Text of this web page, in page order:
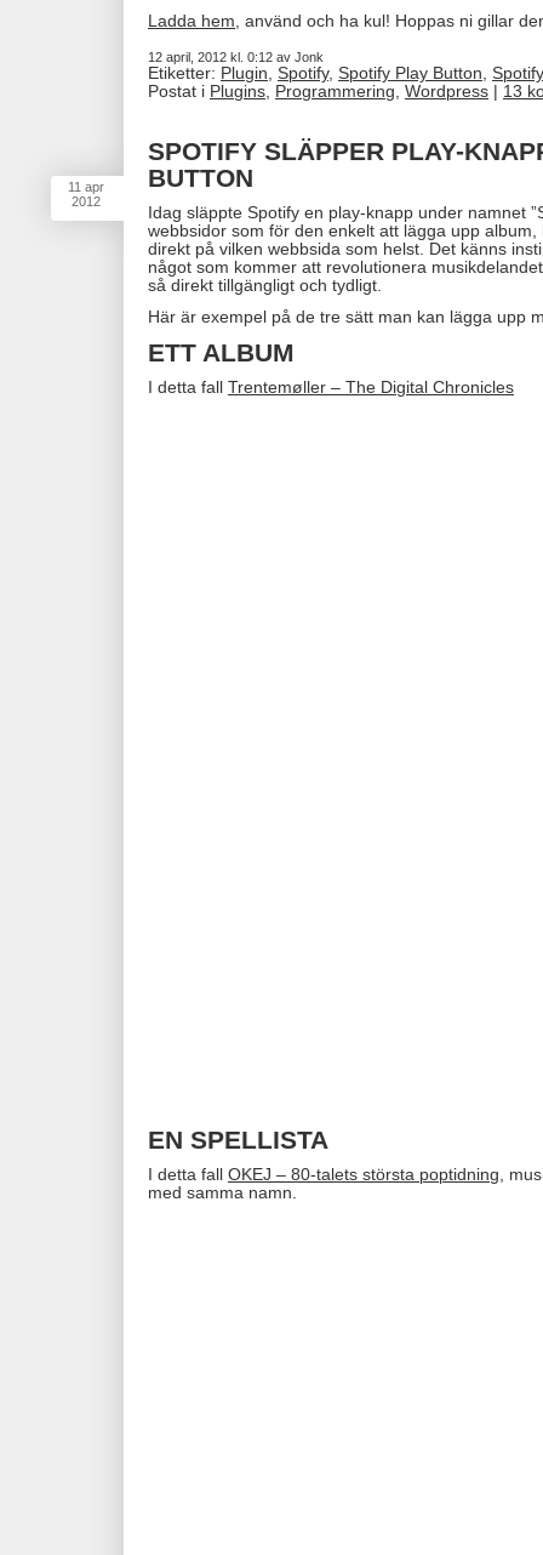
Ladda hem , använd och ha kul! Hoppas ni gillar
12 april, 2012 kl. 0:12 av Jonk
Etiketter: Plugin Spotify, Spotify Play Button
Postat i Plugins Programmering Wordpress | 13
11 apr
2012
SPOTIFY SLÄPPER PLAY-
BUTTON
Idag släppte Spotify en play-knapp under namnet
webbsidor som för den enkelt att lägga upp
direkt på vilken webbsida som helst. Det känns
något som kommer att revolutionera
så direkt tillgängligt och tydligt.
Här är exempel på de tre sätt man kan lägga upp
ETT ALBUM
I detta fall Trentemøller – The Digital Chronicles
EN SPELLISTA
I detta fall OKEJ – 80-talets största poptidning ,
med samma namn.